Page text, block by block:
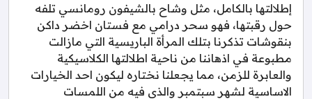
إطلالتها بالكامل، مثل وشاح بالشيفون رومانسي تلفه
حول رقبتها، فهو سحر درامي مع فستان اخضر داكن
بنقوشات تذكرنا بتلك المرأة الباريسية التي مازالت
مطبوعة في اذهاننا من ناحية اطلالتها الكلاسيكية
والعابرة للزمن، مما يجعلنا نختاره ليكون احد الخيارات
الاساسية لشهر سبتمبر والذي فيه من اللمسات